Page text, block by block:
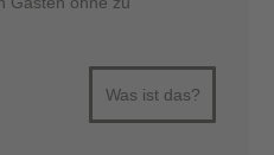
Was ist das?